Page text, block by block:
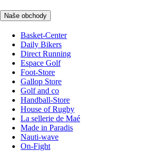
Naše obchody
Basket-Center
Daily Bikers
Direct Running
Espace Golf
Foot-Store
Gallop Store
Golf and co
Handball-Store
House of Rugby
La sellerie de Maé
Made in Paradis
Nauti-wave
On-Fight